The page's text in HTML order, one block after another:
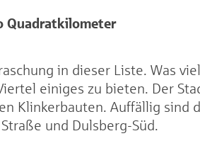
Quadratkilometer
in dieser Liste. Was
einiges zu bieten. Der
Klinkerbauten. Auffällig sind
und Dulsberg-Süd.